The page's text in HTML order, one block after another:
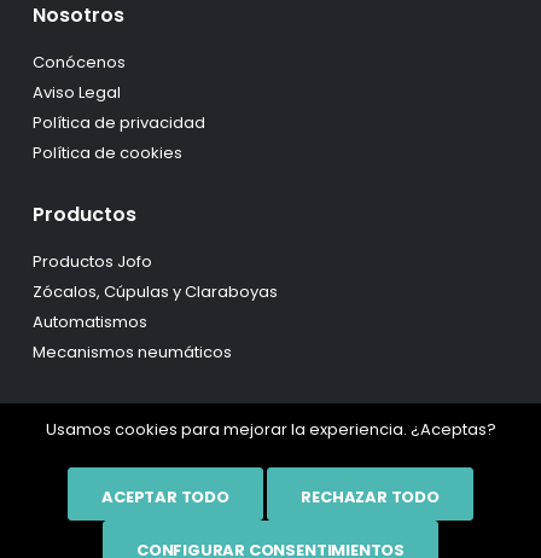
Nosotros
Conócenos
Aviso Legal
Política de privacidad
Política de cookies
Productos
Productos Jofo
Zócalos, Cúpulas y Claraboyas
Automatismos
Mecanismos neumáticos
Copyright © 1978 - 2026 Mavensi. All rights reserved.
Usamos cookies para mejorar la experiencia. ¿Aceptas?
ACEPTAR TODO RECHAZAR TODO
CONFIGURAR CONSENTIMIENTOS